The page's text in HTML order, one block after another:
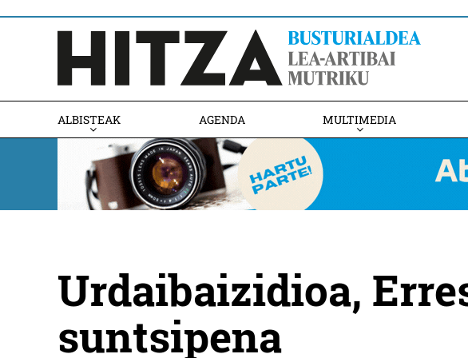
ALBISTEAK AGENDA MULTIMEDIA
Urdaibaizidioa,
suntsipena